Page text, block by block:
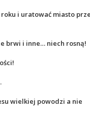
roku i uratować miasto
brwi i inne… niech rosną!
wielkiej powodzi a nie